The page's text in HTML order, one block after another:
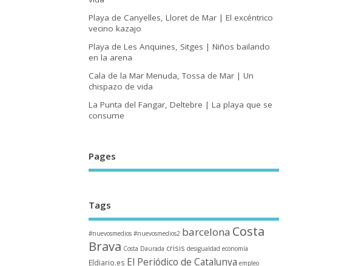
Playa de Canyelles, Lloret de Mar | El excéntrico
vecino kazajo
Playa de Les Anquines, Sitges | Niños bailando
en la arena
Cala de la Mar Menuda, Tossa de Mar | Un
chispazo de vida
La Punta del Fangar, Deltebre | La playa que se
consume
Pages
Tags
#nuevosmedios #nuevosmedios2 barcelona Costa
Brava Costa Daurada crisis desigualdad economía
Eldiario.es El Periódico de Catalunya empleo